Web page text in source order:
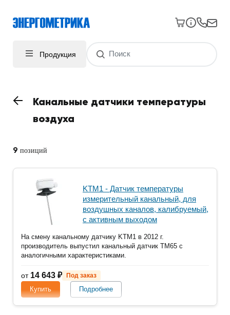
Продукция
Канальные датчики температуры
воздуха
9 позиций
KTM1 - Датчик температуры
измерительный канальный, для
воздушных каналов, калибруемый,
с активным выходом
На смену канальному датчику KTM1 в 2012 г.
производитель выпустил канальный датчик TM65 с
аналогичными характеристиками.
от 14 643 ₽ Под заказ
Купить Подробнее